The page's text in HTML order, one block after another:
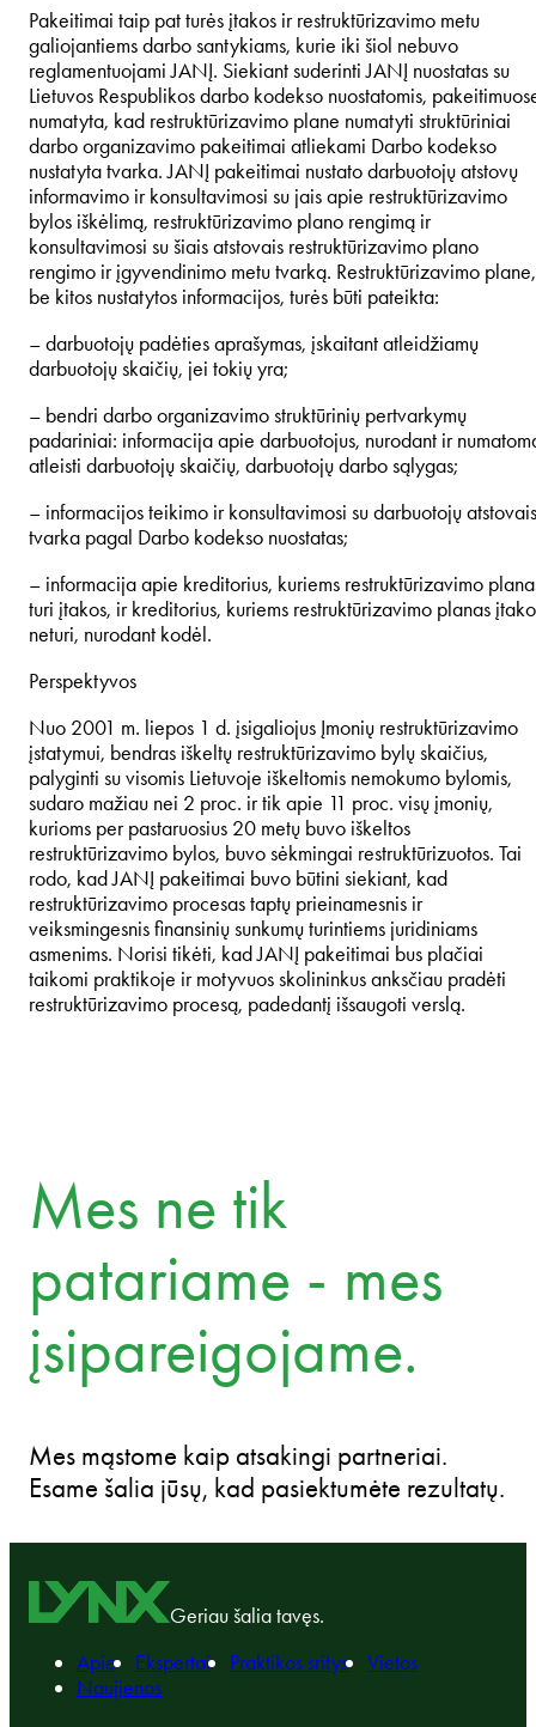
Pakeitimai taip pat turės įtakos ir restruktūrizavimo metu
galiojantiems darbo santykiams, kurie iki šiol nebuvo
reglamentuojami JANĮ. Siekiant suderinti JANĮ nuostatas su
Lietuvos Respublikos darbo kodekso nuostatomis,
numatyta, kad restruktūrizavimo plane numatyti struktūriniai
darbo organizavimo pakeitimai atliekami Darbo kodekso
nustatyta tvarka. JANĮ pakeitimai nustato darbuotojų atstovų
informavimo ir konsultavimosi su jais apie restruktūrizavimo
bylos iškėlimą, restruktūrizavimo plano rengimą ir
konsultavimosi su šiais atstovais restruktūrizavimo plano
rengimo ir įgyvendinimo metu tvarką. Restruktūrizavimo plane,
be kitos nustatytos informacijos, turės būti pateikta:
– darbuotojų padėties aprašymas, įskaitant atleidžiamų
darbuotojų skaičių, jei tokių yra;
– bendri darbo organizavimo struktūrinių pertvarkymų
padariniai: informacija apie darbuotojus, nurodant ir
atleisti darbuotojų skaičių, darbuotojų darbo sąlygas;
– informacijos teikimo ir konsultavimosi su darbuotojų atstovais
tvarka pagal Darbo kodekso nuostatas;
– informacija apie kreditorius, kuriems restruktūrizavimo
turi įtakos, ir kreditorius, kuriems restruktūrizavimo planas
neturi, nurodant kodėl.
Perspektyvos
Nuo 2001 m. liepos 1 d. įsigaliojus Įmonių restruktūrizavimo
įstatymui, bendras iškeltų restruktūrizavimo bylų skaičius,
palyginti su visomis Lietuvoje iškeltomis nemokumo bylomis,
sudaro mažiau nei 2 proc. ir tik apie 11 proc. visų įmonių,
kurioms per pastaruosius 20 metų buvo iškeltos
restruktūrizavimo bylos, buvo sėkmingai restruktūrizuotos. Tai
rodo, kad JANĮ pakeitimai buvo būtini siekiant, kad
restruktūrizavimo procesas taptų prieinamesnis ir
veiksmingesnis finansinių sunkumų turintiems juridiniams
asmenims. Norisi tikėti, kad JANĮ pakeitimai bus plačiai
taikomi praktikoje ir motyvuos skolininkus anksčiau pradėti
restruktūrizavimo procesą, padedantį išsaugoti verslą.
Mes ne tik
patariame - mes
įsipareigojame.
Mes mąstome kaip atsakingi partneriai.
Esame šalia jūsų, kad pasiektumėte rezultatų.
Geriau šalia tavęs.
Apie
Ekspertai Praktikos sritys
Vietos
Naujienos